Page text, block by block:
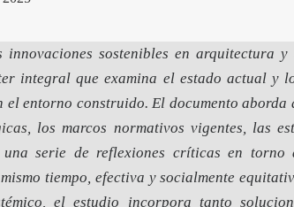
sostenibles en arquitectura
integral que examina el estado actual y
entorno construido. El documento aborda
, los marcos normativos vigentes, las
serie de reflexiones críticas en
tiempo, efectiva y socialmente
el estudio incorpora tanto